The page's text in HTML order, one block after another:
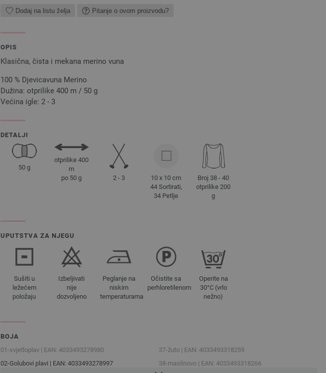
Dodaj na listu želja Pitanje o ovom proizvodu?
OPIS
Klasična, čista i mekana merino vuna
100 % Djevicavuna Merino
Dužina: otprilike 400 m / 50 g
Većina igle: 2 - 3
DETALJI
50 g
otprilike 400
m
po 50 g
2 - 3
10 x 10 cm
44 Sortirati,
34 Petlje
Broj 38 - 40
otprilike 200
g
UPUTSTVA ZA NJEGU
Sušiti u
ležećem
položaju
Izbeljivati
nije
dozvoljeno
Peglanje na
niskim
temperaturama
Očistite sa
perhloretilenom
Operite na
30°C (vrlo
nežno)
BOJA
01-svjetloplav | EAN: 4033493278980
02-Golubovi plavi | EAN: 4033493278997
37-žuto | EAN: 4033493318259
38-maslinovo | EAN: 4033493318266